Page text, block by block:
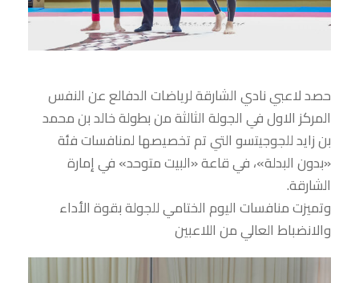
حصد لاعبي نادي الشارقة لرياضات الدفالع عن النفس
المركز الاول في الجولة الثالثة من بطولة خالد بن محمد
بن زايد للجوجيتسو التي تم تخصيصها لمنافسات فئة
«بدون البدلة»، في قاعة «البيت متوحد» في إمارة
الشارقة.
وتميزت منافسات اليوم الختامي للجولة بقوة الأداء
والانضباط العالي من اللاعبين